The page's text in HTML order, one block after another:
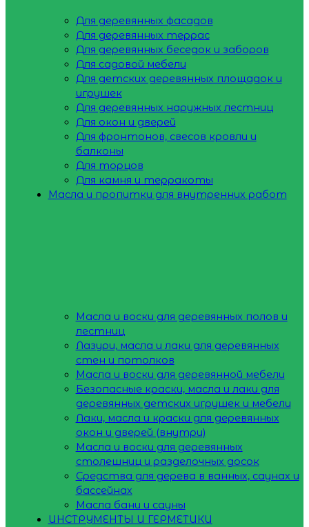
Для деревянных фасадов
Для деревянных террас
Для деревянных беседок и заборов
Для садовой мебели
Для детских деревянных площадок и
игрушек
Для деревянных наружных лестниц
Для окон и дверей
Для фронтонов, свесов кровли и
балконы
Для торцов
Для камня и терракоты
Масла и пропитки для внутренних работ
Масла и воски для деревянных полов и
лестниц
Лазури, масла и лаки для деревянных
стен и потолков
Масла и воски для деревянной мебели
Безопасные краски, масла и лаки для
деревянных детских игрушек и мебели
Лаки, масла и краски для деревянных
окон и дверей (внутри)
Масла и воски для деревянных
столешниц и разделочных досок
Средства для дерева в ванных, саунах и
бассейнах
Масла бани и сауны
ИНСТРУМЕНТЫ И ГЕРМЕТИКИ